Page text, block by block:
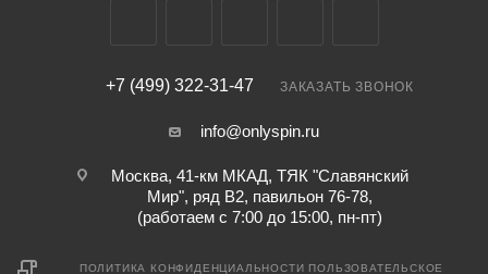
+7 (499) 322-31-47 ЗАКАЗАТЬ ЗВОНОК
info@onlyspin.ru
Москва, 41-км МКАД, ТЯК "Славянский
Мир", ряд В2, павильон 76-78,
(работаем с 7:00 до 15:00, пн-пт)
ПОЛИТИКА КОНФИДЕНЦИАЛЬНОСТИ ПОЛЬЗОВАТЕЛЬСКОЕ